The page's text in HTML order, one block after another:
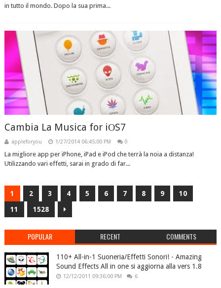
in tutto il mondo. Dopo la sua prima...
Cambia La Musica for iОS7
appleforyou 1/27/2014 06:45:00 PM 0
La migliore app per iPhone, iPad e iPod che terrà la noia a distanza!
Utilizzando vari effetti, sarai in grado di far...
1 2 3 4 5 6 7 8 9
10
11
1528
POPULAR RECENT COMMENTS
110+ All-in-1 Suoneria/Effetti Sonori! - Amazing
Sound Effects All in one si aggiorna alla vers 1.8
12/12/2011 09:36:00 PM 6